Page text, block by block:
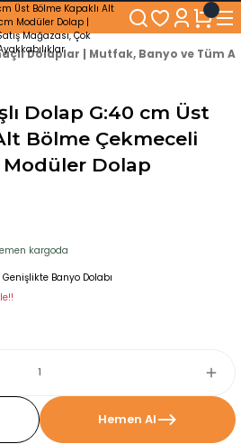
KARGO BEDAVA!
100 cm'e kadar Genişliğe Sahip Dolaplar
Uzun Ömürlü ve Kolay Kullanım Konforu
alışveriş ve satış sonrası destek
Dolaplar | Mutfak, Banyo ve Tüm
Dolap G:40 cm Üst
Bölme Çekmeceli
Modüler Dolap
kargoda
Banyo Dolabı
Hemen Al